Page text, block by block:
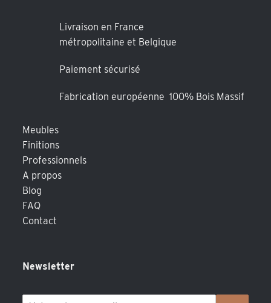
Livraison en France
métropolitaine et Belgique
Paiement sécurisé
Fabrication européenne 100% Bois Massif
Meubles
Finitions
Professionnels
A propos
Blog
FAQ
Contact
Newsletter